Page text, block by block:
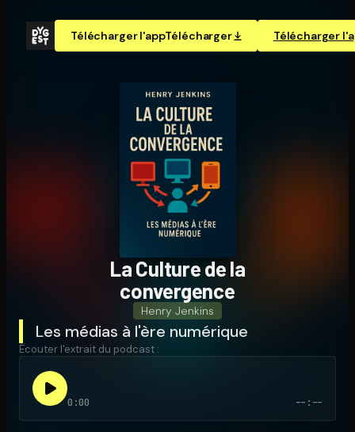
Télécharger l'appTélécharger Télécharger
Ouvre l'app Appareil photo, pointe sur le code. C'est gratuit à
La Culture de la
convergence
Henry Jenkins
Les médias à l'ère numérique
Écouter l'extrait du podcast :
0:00 --:--